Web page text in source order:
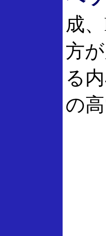
成
方
る
の